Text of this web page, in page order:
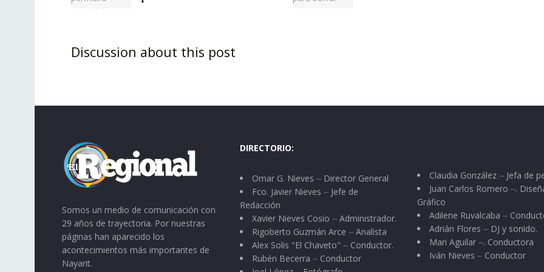
Discussion about this post
Somos un medio de comunicación con
29 años de trayectoria. Por nuestras
páginas han aparecido los
acontecimientos más importantes de
Nayarit.
DIRECTORIO:
Omar G. Nieves ⏤ Director General
Fco. Javier Nieves ⏤ Jefe de
Redacción
Xavier Nieves Cosio ⏤ Administrador.
Rigoberto Guzmán Arce ⏤ Analista
Alex Solis "El Chaveto" ⏤ Conductor.
Rubén Becerra ⏤ Conductor
Claudia González ⏤ Jefa de
Juan Carlos Romero ⏤.
Gráfico
Adilene Ruvalcaba ⏤
Adrián Flores ⏤ DJ y sonido.
Mari Aguilar ⏤. Conductora
Iván Nieves ⏤ Conductor